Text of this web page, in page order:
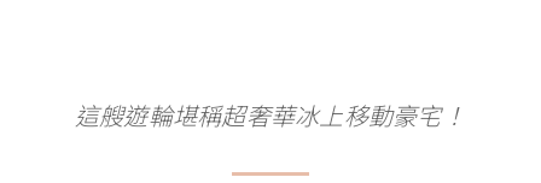
這艘遊輪堪稱超奢華冰上移動豪宅！